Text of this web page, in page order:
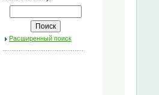
Расширенный поиск